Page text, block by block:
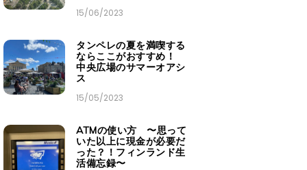
15/06/2023
タンペレの夏を満喫する
ならここがおすすめ！
中央広場のサマーオアシ
ス
15/05/2023
ATMの使い方 〜思って
いた以上に現金が必要だ
った？！フィンランド生
活備忘録〜